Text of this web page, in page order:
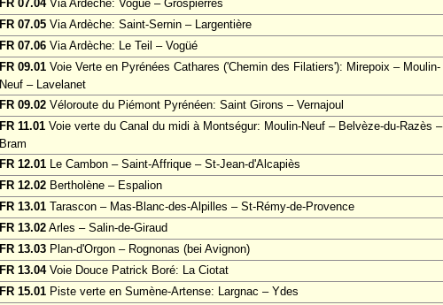
FR 07.04Via Ardèche: Vogüé – Grospierres
FR 07.05 Via Ardèche: Saint-Sernin – Largentière
FR 07.06 Via Ardèche: Le Teil – Vogüé
FR 09.01 Voie Verte en Pyrénées Cathares ('Chemin des Filatiers'): Mirepoix – Moulin-
Neuf – Lavelanet
FR 09.02 Véloroute du Piémont Pyrénéen: Saint Girons – Vernajoul
FR 11.01 Voie verte du Canal du midi à Montségur: Moulin-Neuf – Belvèze-du-Razès –
Bram
FR 12.01 Le Cambon – Saint-Affrique – St-Jean-d'Alcapiès
FR 12.02 Bertholène – Espalion
FR 13.01 Tarascon – Mas-Blanc-des-Alpilles – St-Rémy-de-Provence
FR 13.02 Arles – Salin-de-Giraud
FR 13.03 Plan-d'Orgon – Rognonas (bei Avignon)
FR 13.04Voie Douce Patrick Boré: La Ciotat
FR 15.01 Piste verte en Sumène-Artense: Largnac – Ydes